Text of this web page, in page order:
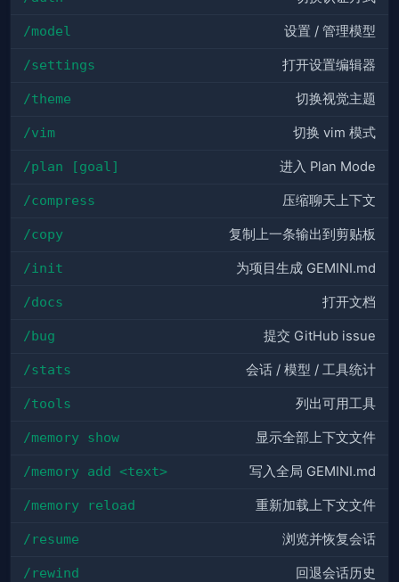
/model 设置 / 管理模型
/settings 打开设置编辑器
/theme 切换视觉主题
/vim 切换 vim 模式
/plan [goal] 进入 Plan Mode
/compress 压缩聊天上下文
/copy 复制上一条输出到剪贴板
/init 为项目生成 GEMINI.md
/docs 打开文档
/bug 提交 GitHub issue
/stats 会话 / 模型 / 工具统计
/tools 列出可用工具
/memory show 显示全部上下文文件
/memory add <text> 写入全局 GEMINI.md
/memory reload 重新加载上下文文件
/resume 浏览并恢复会话
/rewind 回退会话历史